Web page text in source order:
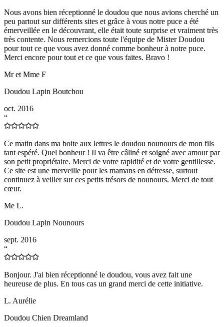
Nous avons bien réceptionné le doudou que nous avions cherché un
peu partout sur différents sites et grâce à vous notre puce a été
émerveillée en le découvrant, elle était toute surprise et vraiment très
très contente. Nous remercions toute l'équipe de Mister Doudou
pour tout ce que vous avez donné comme bonheur à notre puce.
Merci encore pour tout et ce que vous faites. Bravo !
Mr et Mme F
Doudou Lapin Boutchou
oct. 2016
“
Ce matin dans ma boite aux lettres le doudou nounours de mon fils
tant espéré. Quel bonheur ! Il va être câliné et soigné avec amour par
son petit propriétaire. Merci de votre rapidité et de votre gentillesse.
Ce site est une merveille pour les mamans en détresse, surtout
continuez à veiller sur ces petits trésors de nounours. Merci de tout
cœur.
Me L.
Doudou Lapin Nounours
sept. 2016
“
Bonjour. J'ai bien réceptionné le doudou, vous avez fait une
heureuse de plus. En tous cas un grand merci de cette initiative.
L. Aurélie
Doudou Chien Dreamland